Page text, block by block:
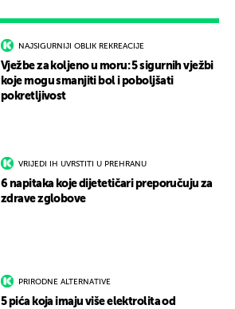
NAJSIGURNIJI OBLIK REKREACIJE
Vježbe za koljeno u moru: 5 sigurnih vježbi
koje mogu smanjiti bol i poboljšati
pokretljivost
VRIJEDI IH UVRSTITI U PREHRANU
6 napitaka koje dijetetičari preporučuju za
zdrave zglobove
PRIRODNE ALTERNATIVE
5 pića koja imaju više elektrolita od